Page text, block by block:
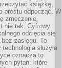
książkę,
prostu odpocząć. W
zmęczenie,
nie tak. Cyfrowy
odcięcia się
zasięgu. To
służyła
oznacza to
pytań: które